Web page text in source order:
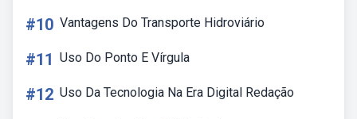
#10 Vantagens Do Transporte Hidroviário
#11 Uso Do Ponto E Vírgula
#12 Uso Da Tecnologia Na Era Digital Redação